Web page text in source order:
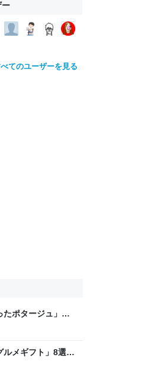
ー
てのユーザーを見る
たポタージュ」の
ルメギフト」8選 |